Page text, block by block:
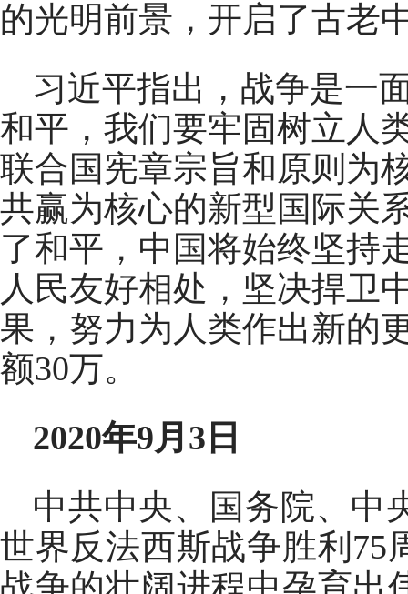
的光明前景，开启了古老
习近平指出，战争是一
和平，我们要牢固树立人
联合国宪章宗旨和原则为
共赢为核心的新型国际关
了和平，中国将始终坚持
人民友好相处，坚决捍卫
果，努力为人类作出新的
额30万。
2020年9月3日
中共中央、国务院、中
世界反法西斯战争胜利75